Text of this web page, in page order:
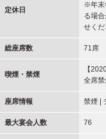
定休日
※年末
る場
せくだ
総座席数 71席
喫煙・禁煙
【
全席
座席情報 禁煙 |
最大宴会人数 76